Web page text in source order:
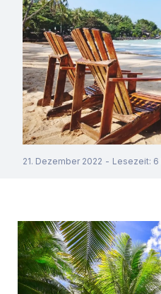
21. Dezember 2022 - Lesezeit: 6